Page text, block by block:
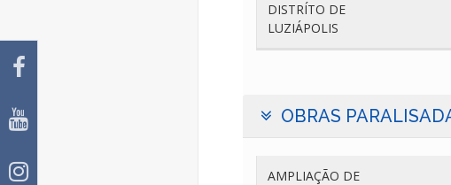
DISTRÍTO DE
LUZIÁPOLIS
OBRAS
AMPLIAÇÃO DE